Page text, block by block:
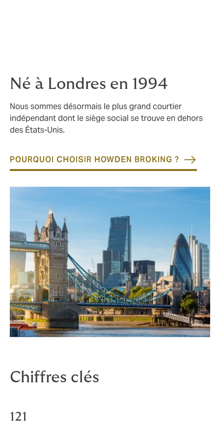
Né à Londres en 1994
Nous sommes désormais le plus grand courtier
indépendant dont le siège social se trouve en dehors
des États-Unis.
POURQUOI CHOISIR HOWDEN BROKING ?
Chiffres clés
121